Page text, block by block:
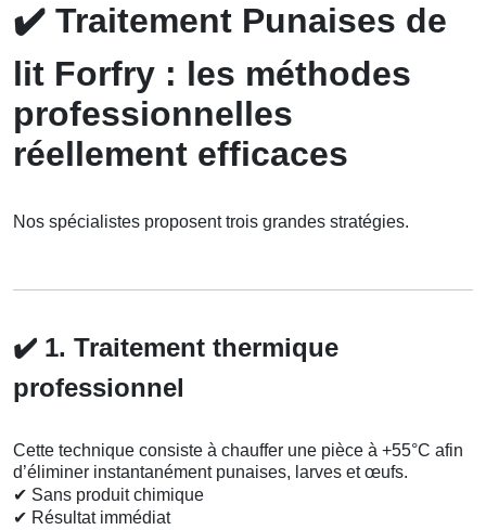
✔️ Traitement Punaises de
lit Forfry : les méthodes
professionnelles
réellement efficaces
Nos spécialistes proposent trois grandes stratégies.
✔️ 1. Traitement thermique
professionnel
Cette technique consiste à chauffer une pièce à +55°C afin
d’éliminer instantanément punaises, larves et œufs.
✔ Sans produit chimique
✔ Résultat immédiat